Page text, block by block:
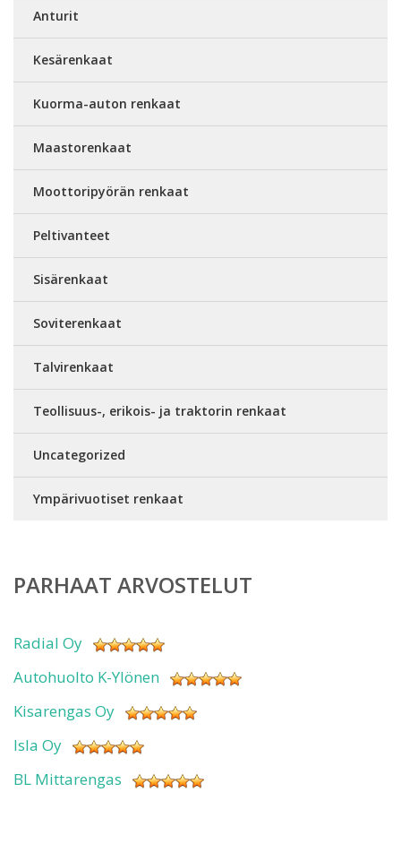
Anturit
Kesärenkaat
Kuorma-auton renkaat
Maastorenkaat
Moottoripyörän renkaat
Peltivanteet
Sisärenkaat
Soviterenkaat
Talvirenkaat
Teollisuus-, erikois- ja traktorin renkaat
Uncategorized
Ympärivuotiset renkaat
PARHAAT ARVOSTELUT
Radial Oy
Autohuolto K-Ylönen
Kisarengas Oy
Isla Oy
BL Mittarengas